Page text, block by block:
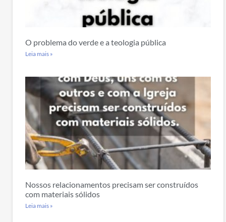
O problema do verde e a teologia pública
Leia mais »
Nossos relacionamentos precisam ser construídos
com materiais sólidos
Leia mais »